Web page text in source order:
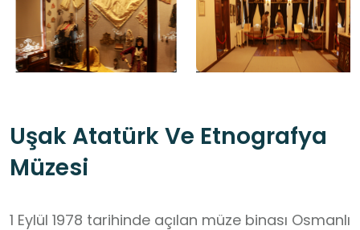
Uşak Atatürk Ve Etnografya
Müzesi
1 Eylül 1978 tarihinde açılan müze binası Osmanlı